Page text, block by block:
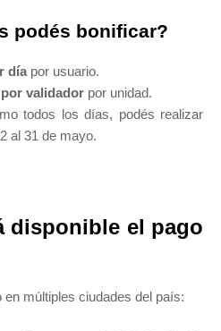
podés bonificar?
día por usuario.
validador por unidad.
todos los días, podés realizar
al 31 de mayo.
el pago
múltiples ciudades del país: